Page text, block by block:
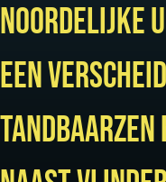
noordelijke
Een